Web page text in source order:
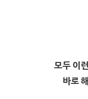
모두 이
바로